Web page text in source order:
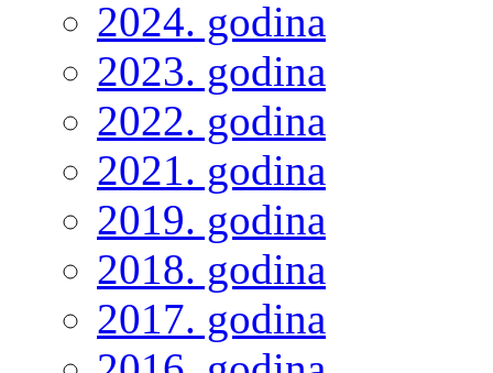
2024. godina
2023. godina
2022. godina
2021. godina
2019. godina
2018. godina
2017. godina